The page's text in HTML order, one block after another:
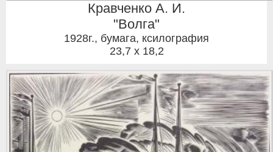
Кравченко А. И.
"Волга"
1928г., бумага, ксилография
23,7 x 18,2